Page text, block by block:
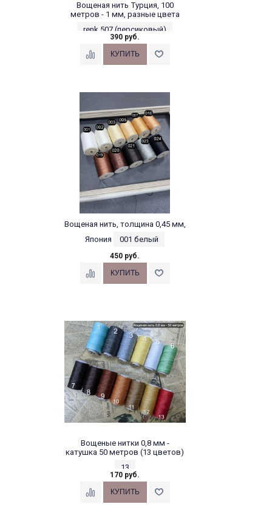
Вощеная нить Турция, 100
метров - 1 мм, разные цвета
renk 507 (персиковый)
390 руб.
Вощеная нить, толщина 0,45 мм,
Япония
001 белый
450 руб.
Вощеные нитки 0,8 мм -
катушка 50 метров (13 цветов)
13
170 руб.